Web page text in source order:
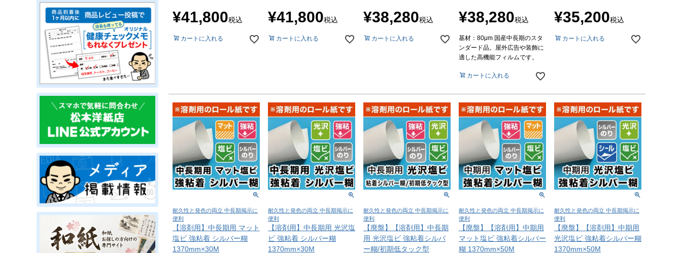
¥41,800税込
カートに入れる
¥41,800税込
カートに入れる
¥38,280税込
カートに入れる
¥38,280税込
基材：80μm 国産中長期のスタ
ンダード品。屋外広告や装飾に
適した高機能フィルムです。
カートに入れる
¥35,200税込
カートに入れる
耐久性と発色の両立 中長期掲示に
便利
【溶剤用】中長期用 マット
塩ビ 強粘着 シルバー糊
1370mm×30M
耐久性と発色の両立 中長期掲示に
便利
【溶剤用】中長期用 光沢塩
ビ 強粘着 シルバー糊
1370mm×30M
耐久性と発色の両立 中長期掲示に
便利
【廃盤】【溶剤用】中長期
用 光沢塩ビ 強粘着シルバ
ー糊/初期低タック型
耐久性と発色の両立 中長期掲示に
便利
【廃盤】【溶剤用】中期用
マット塩ビ 強粘着シルバー
糊 1370mm×50M
耐久性と発色の両立 中長期掲示に
便利
【廃盤】【溶剤用】中期用
光沢塩ビ 強粘着シルバー糊
1370mm×50M